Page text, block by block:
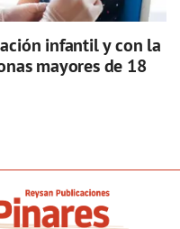
infantil y con la
mayores de 18